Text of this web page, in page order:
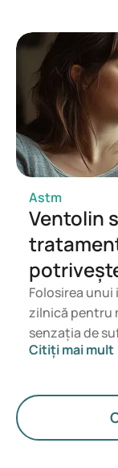
aceste
cu astm sever
Astm
Ventolin
Folosirea
zilnică pentru
senzația de
eficient e
semne de
De ce unii
inhalator
Citiți mai mult